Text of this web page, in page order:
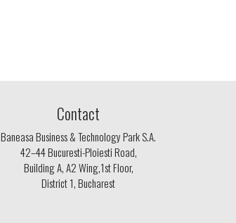
Contact
Baneasa Business & Technology Park S.A.
42–44 Bucuresti-Ploiesti Road,
Building A, A2 Wing,1st Floor,
District 1, Bucharest